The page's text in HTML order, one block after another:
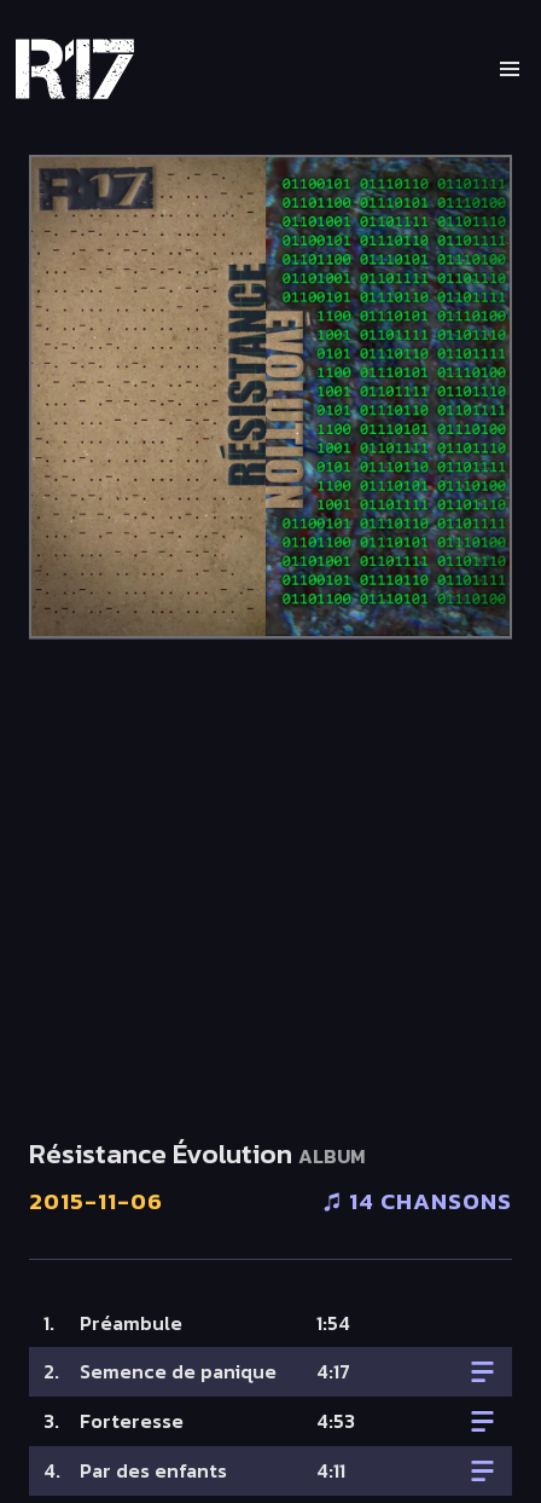
Résistance Évolution ALBUM
2015-11-06 14 CHANSONS
1. Préambule
1:54
2.
Semence de panique
4:17
3.
Forteresse
4:53
4.
Par des enfants
4:11